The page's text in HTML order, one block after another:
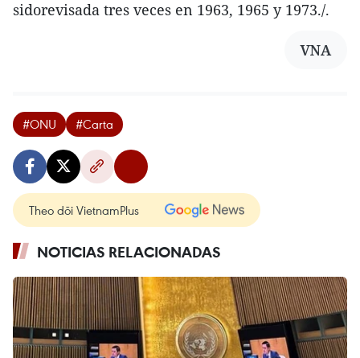
sidorevisada tres veces en 1963, 1965 y 1973./.
VNA
#ONU #Carta
Theo dõi VietnamPlus
NOTICIAS RELACIONADAS